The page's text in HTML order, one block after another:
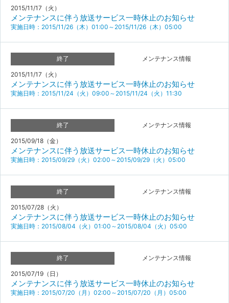
2015/11/17（火）
メンテナンスに伴う放送サービス一時休止のお知らせ
実施日時：2015/11/26（木）01:00～2015/11/26（木）05:00
終了 メンテナンス情報
2015/11/17（火）
メンテナンスに伴う放送サービス一時休止のお知らせ
実施日時：2015/11/24（火）09:00～2015/11/24（火）11:30
終了 メンテナンス情報
2015/09/18（金）
メンテナンスに伴う放送サービス一時休止のお知らせ
実施日時：2015/09/29（火）02:00～2015/09/29（火）05:00
終了 メンテナンス情報
2015/07/28（火）
メンテナンスに伴う放送サービス一時休止のお知らせ
実施日時：2015/08/04（火）01:00～2015/08/04（火）05:00
終了 メンテナンス情報
2015/07/19（日）
メンテナンスに伴う放送サービス一時休止のお知らせ
実施日時：2015/07/20（月）02:00～2015/07/20（月）05:00